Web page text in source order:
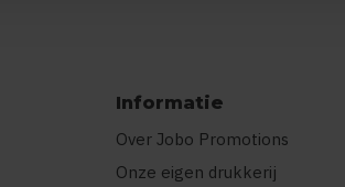
Informatie
Over Jobo Promotions
Onze eigen drukkerij